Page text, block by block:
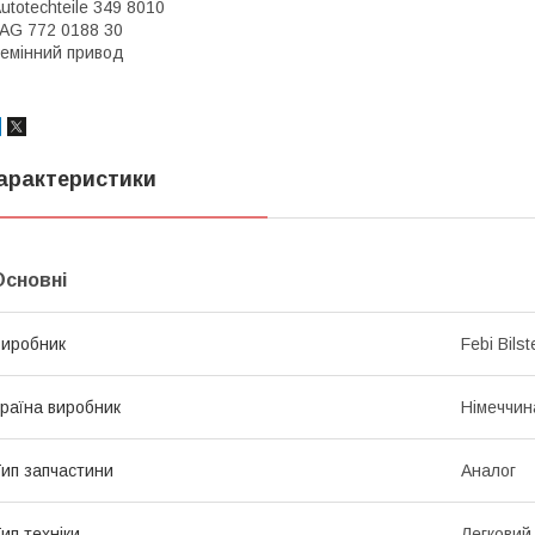
349 8010
772 0188 30
привод
Febi
виробник
запчастини Аналог